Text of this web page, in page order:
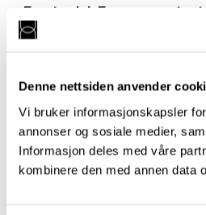
Denne nettsiden anvender
Vi bruker informasjonskapsler
annonser og sosiale medier,
Informasjon deles med våre
kombinere den med annen data
Første del: Er en annen
Meisingset (Minerva) og
(Morgenbladet).
Andre del: Er det vits med